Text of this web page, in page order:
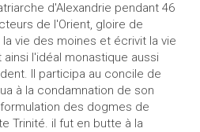
d'Alexandrie pendant 46
de l'Orient, gloire de
vie des moines et écrivit la vie
l'idéal monastique aussi
Il participa au concile de
à la condamnation de son
des dogmes de
Trinité. il fut en butte à la